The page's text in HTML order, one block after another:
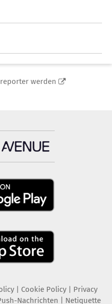
werden
| Cookie Policy| Privacy
Nachrichten Netiquette